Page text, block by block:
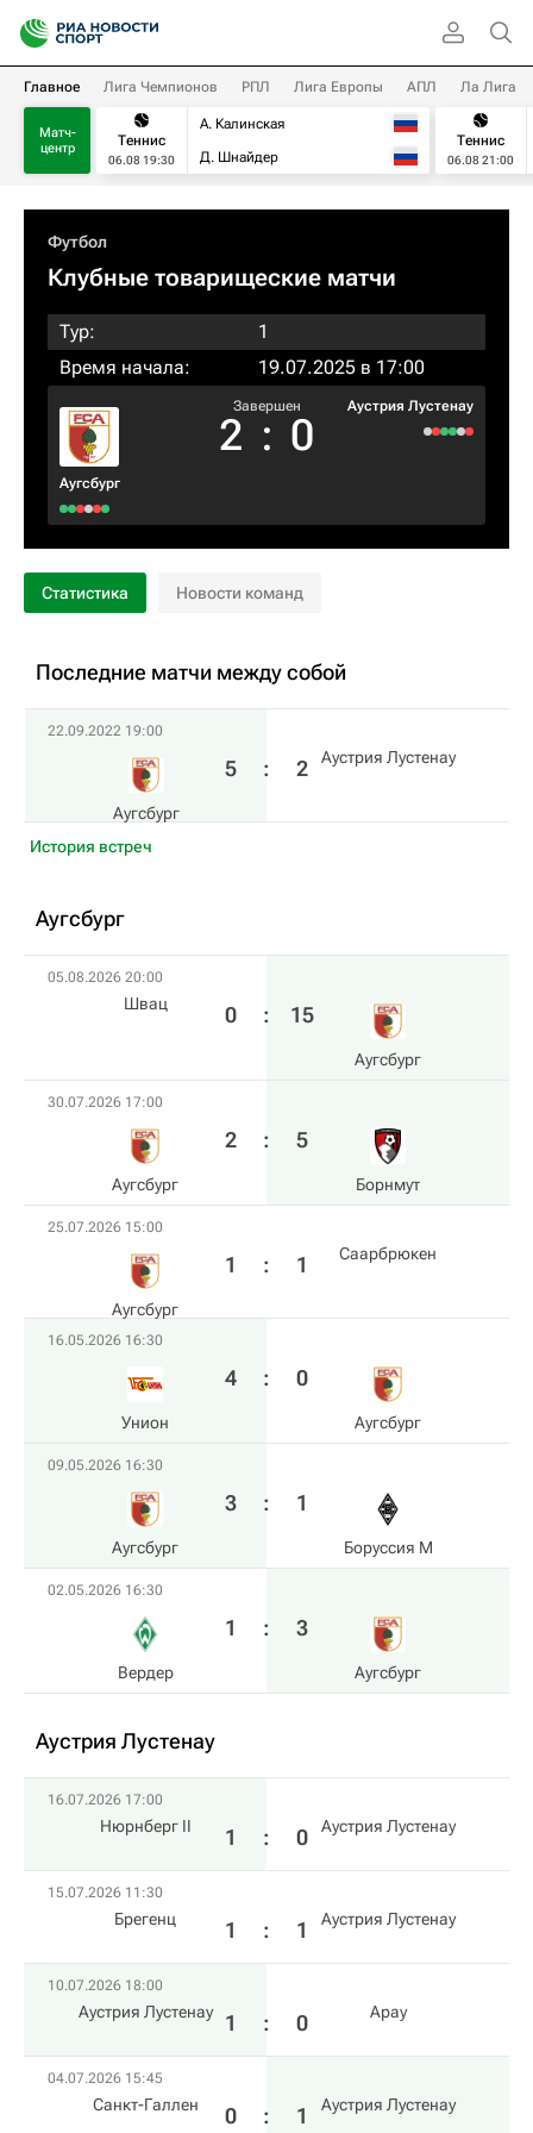
Главное Лига Чемпионов РПЛ Лига Европы АПЛ Ла Лига
Матч-
центр
Теннис
06.08 19:30
А. Калинская
Д. Шнайдер
Теннис
06.08 21:00
Футбол
Клубные товарищеские матчи
Тур:
1
Время начала:
19.07.2025 в 17:00
Аугсбург
Завершен
2 : 0
Аустрия Лустенау
Статистика Новости команд
Последние матчи между собой
22.09.2022 19:00
Аугсбург
5 : 2 Аустрия Лустенау
История встреч
Аугсбург
05.08.2026 20:00
Швац 0 : 15
Аугсбург
30.07.2026 17:00
Аугсбург
2 : 5
Борнмут
25.07.2026 15:00
Аугсбург
1 : 1 Саарбрюкен
16.05.2026 16:30
Унион
4 : 0
Аугсбург
09.05.2026 16:30
Аугсбург
3 : 1
Боруссия М
02.05.2026 16:30
Вердер
1 : 3
Аугсбург
Аустрия Лустенау
16.07.2026 17:00
Нюрнберг II 1 : 0 Аустрия Лустенау
15.07.2026 11:30
Брегенц 1 : 1 Аустрия Лустенау
10.07.2026 18:00
Аустрия Лустенау 1 : 0 Арау
04.07.2026 15:45
Санкт-Галлен 0 : 1 Аустрия Лустенау